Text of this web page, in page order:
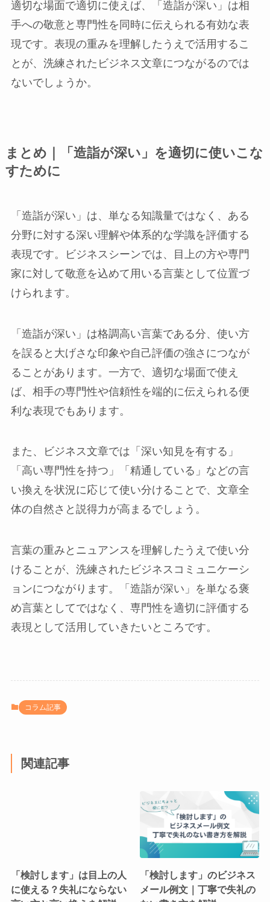
適切な場面で適切に使えば、「造詣が深い」は相
手への敬意と専門性を同時に伝えられる有効な表
現です。表現の重みを理解したうえで活用するこ
とが、洗練されたビジネス文章につながるのでは
ないでしょうか。
まとめ｜「造詣が深い」を適切に使いこな
すために
「造詣が深い」は、単なる知識量ではなく、ある
分野に対する深い理解や体系的な学識を評価する
表現です。ビジネスシーンでは、目上の方や専門
家に対して敬意を込めて用いる言葉として位置づ
けられます。
「造詣が深い」は格調高い言葉である分、使い方
を誤ると大げさな印象や自己評価の強さにつなが
ることがあります。一方で、適切な場面で使え
ば、相手の専門性や信頼性を端的に伝えられる便
利な表現でもあります。
また、ビジネス文章では「深い知見を有する」
「高い専門性を持つ」「精通している」などの言
い換えを状況に応じて使い分けることで、文章全
体の自然さと説得力が高まるでしょう。
言葉の重みとニュアンスを理解したうえで使い分
けることが、洗練されたビジネスコミュニケーシ
ョンにつながります。「造詣が深い」を単なる褒
め言葉としてではなく、専門性を適切に評価する
表現として活用していきたいところです。
コラム記事
関連記事
「検討します」は目上の人
に使える？失礼にならない
「検討します」のビジネス
メール例文｜丁寧で失礼の